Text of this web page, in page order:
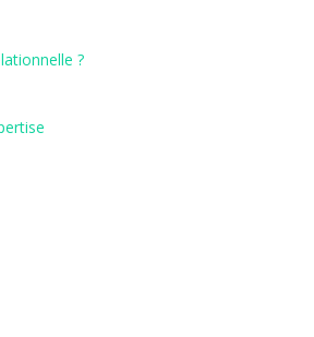
?